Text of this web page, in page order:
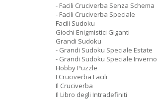
- Facili Cruciverba Senza Schema
- Facili Cruciverba Speciale
Facili Sudoku
Giochi Enigmistici Giganti
Grandi Sudoku
- Grandi Sudoku Speciale Estate
- Grandi Sudoku Speciale Inverno
Hobby Puzzle
I Cruciverba Facili
Il Cruciverba
Il Libro degli Intradefiniti